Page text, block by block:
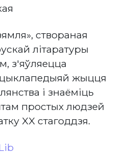
створаная
літаратуры
з'яўляецца
жыцця
і знаёміць
простых людзей
XX стагоддзя.